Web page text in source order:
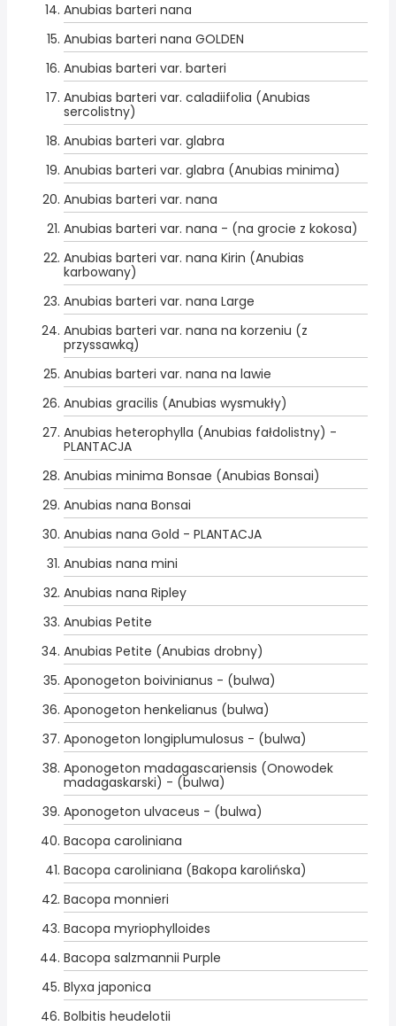
Anubias barteri nana
Anubias barteri nana GOLDEN
Anubias barteri var. barteri
Anubias barteri var. caladiifolia (Anubias
sercolistny)
Anubias barteri var. glabra
Anubias barteri var. glabra (Anubias minima)
Anubias barteri var. nana
Anubias barteri var. nana - (na grocie z kokosa)
Anubias barteri var. nana Kirin (Anubias
karbowany)
Anubias barteri var. nana Large
Anubias barteri var. nana na korzeniu (z
przyssawką)
Anubias barteri var. nana na lawie
Anubias gracilis (Anubias wysmukły)
Anubias heterophylla (Anubias fałdolistny) -
PLANTACJA
Anubias minima Bonsae (Anubias Bonsai)
Anubias nana Bonsai
Anubias nana Gold - PLANTACJA
Anubias nana mini
Anubias nana Ripley
Anubias Petite
Anubias Petite (Anubias drobny)
Aponogeton boivinianus - (bulwa)
Aponogeton henkelianus (bulwa)
Aponogeton longiplumulosus - (bulwa)
Aponogeton madagascariensis (Onowodek
madagaskarski) - (bulwa)
Aponogeton ulvaceus - (bulwa)
Bacopa caroliniana
Bacopa caroliniana (Bakopa karolińska)
Bacopa monnieri
Bacopa myriophylloides
Bacopa salzmannii Purple
Blyxa japonica
Bolbitis heudelotii